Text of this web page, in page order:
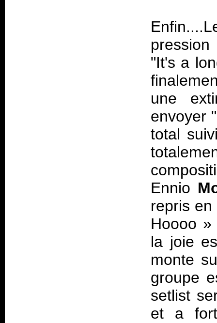
"It's a
une
envoyer
total
Ennio
repris
Hoooo »
la joie
monte
groupe
setlist
et a